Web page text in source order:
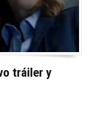
tráiler y